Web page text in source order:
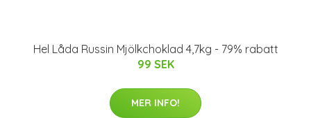
Hel Låda Russin Mjölkchoklad 4,7kg - 79% rabatt
99 SEK
MER INFO!